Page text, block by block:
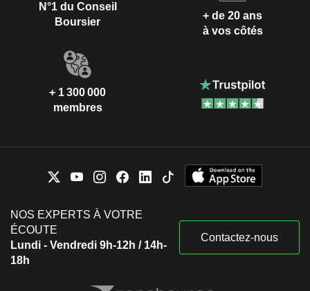
N°1 du Conseil
Boursier
+ de 20 ans
à vos côtés
+ 1 300 000
membres
NOS EXPERTS À VOTRE
ÉCOUTE
Lundi - Vendredi 9h-12h / 14h-
18h
Contactez-nous